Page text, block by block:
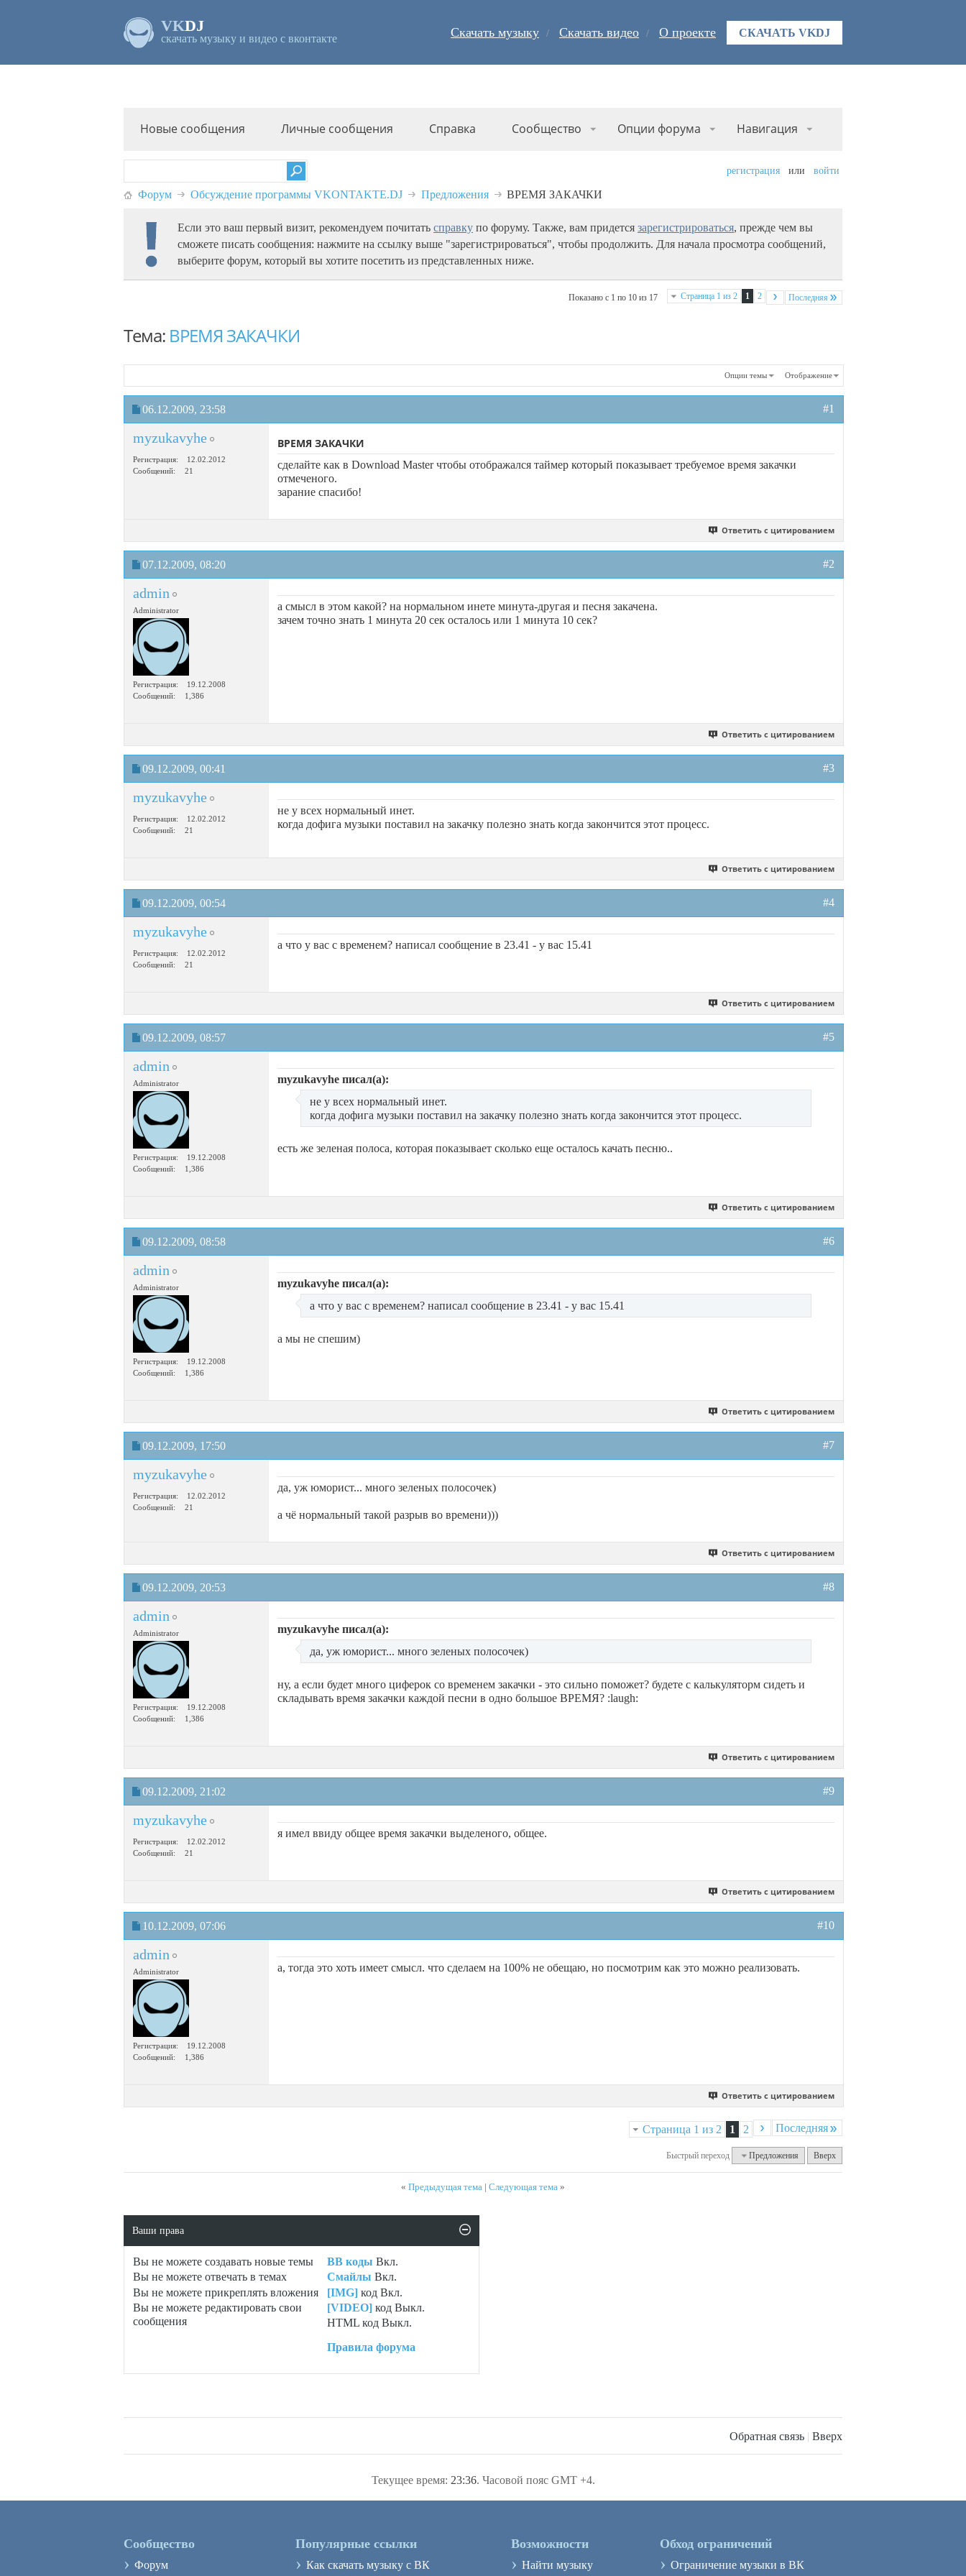
VKDJ
скачать музыку и видео с вконтакте Скачать музыку Скачать видео О проекте СКАЧАТЬ VKDJ
Новые сообщения Личные сообщения Справка Сообщество Опции форума Навигация
регистрация или войти
Форум Обсуждение программы VKONTAKTE.DJ Предложения ВРЕМЯ ЗАКАЧКИ
Если это ваш первый визит, рекомендуем почитать справку по форуму. Также, вам придется зарегистрироваться, прежде чем вы
сможете писать сообщения: нажмите на ссылку выше "зарегистрироваться", чтобы продолжить. Для начала просмотра сообщений,
выберите форум, который вы хотите посетить из представленных ниже.
Страница 1 из 2 1 2 Последняя
Показано с 1 по 10 из 17
Тема: ВРЕМЯ ЗАКАЧКИ
Опции темы Отображение
06.12.2009, 23:58 #1
myzukavyhe
Регистрация
12.02.2012
Сообщений
21
ВРЕМЯ ЗАКАЧКИ
сделайте как в Download Master чтобы отображался таймер который показывает требуемое время закачки
отмеченого.
зарание спасибо!
Ответить с цитированием
07.12.2009, 08:20 #2
admin
Administrator
Регистрация
19.12.2008
Сообщений
1,386
а смысл в этом какой? на нормальном инете минута-другая и песня закачена.
зачем точно знать 1 минута 20 сек осталось или 1 минута 10 сек?
Ответить с цитированием
09.12.2009, 00:41 #3
myzukavyhe
Регистрация
12.02.2012
Сообщений
21
не у всех нормальный инет.
когда дофига музыки поставил на закачку полезно знать когда закончится этот процесс.
Ответить с цитированием
09.12.2009, 00:54 #4
myzukavyhe
Регистрация
12.02.2012
Сообщений
21
а что у вас с временем? написал сообщение в 23.41 - у вас 15.41
Ответить с цитированием
09.12.2009, 08:57 #5
admin
Administrator
Регистрация
19.12.2008
Сообщений
1,386
myzukavyhe писал(а):
не у всех нормальный инет.
когда дофига музыки поставил на закачку полезно знать когда закончится этот процесс.
есть же зеленая полоса, которая показывает сколько еще осталось качать песню..
Ответить с цитированием
09.12.2009, 08:58 #6
admin
Administrator
Регистрация
19.12.2008
Сообщений
1,386
myzukavyhe писал(а):
а что у вас с временем? написал сообщение в 23.41 - у вас 15.41
а мы не спешим)
Ответить с цитированием
09.12.2009, 17:50 #7
myzukavyhe
Регистрация
12.02.2012
Сообщений
21
да, уж юморист... много зеленых полосочек)
а чё нормальный такой разрыв во времени)))
Ответить с цитированием
09.12.2009, 20:53 #8
admin
Administrator
Регистрация
19.12.2008
Сообщений
1,386
myzukavyhe писал(а):
да, уж юморист... много зеленых полосочек)
ну, а если будет много циферок со временем закачки - это сильно поможет? будете с калькуляторм сидеть и
складывать время закачки каждой песни в одно большое ВРЕМЯ? :laugh:
Ответить с цитированием
09.12.2009, 21:02 #9
myzukavyhe
Регистрация
12.02.2012
Сообщений
21
я имел ввиду общее время закачки выделеного, общее.
Ответить с цитированием
10.12.2009, 07:06 #10
admin
Administrator
Регистрация
19.12.2008
Сообщений
1,386
а, тогда это хоть имеет смысл. что сделаем на 100% не обещаю, но посмотрим как это можно реализовать.
Ответить с цитированием
Страница 1 из 2 1 2 Последняя
Быстрый переход Предложения Вверх
« Предыдущая тема | Следующая тема »
Ваши права
Вы не можете создавать новые темы
Вы не можете отвечать в темах
Вы не можете прикреплять вложения
Вы не можете редактировать свои
сообщения
BB коды Вкл.
Смайлы Вкл.
[IMG] кодВкл.
[VIDEO] кодВыкл.
HTML кодВыкл.
Правила форума
Обратная связь | Вверх
Текущее время: 23:36. Часовой пояс GMT +4.
Сообщество
› Форум
Популярные ссылки
› Как скачать музыку с ВК
Возможности
› Найти музыку
Обход ограничений
› Ограничение музыки в ВК